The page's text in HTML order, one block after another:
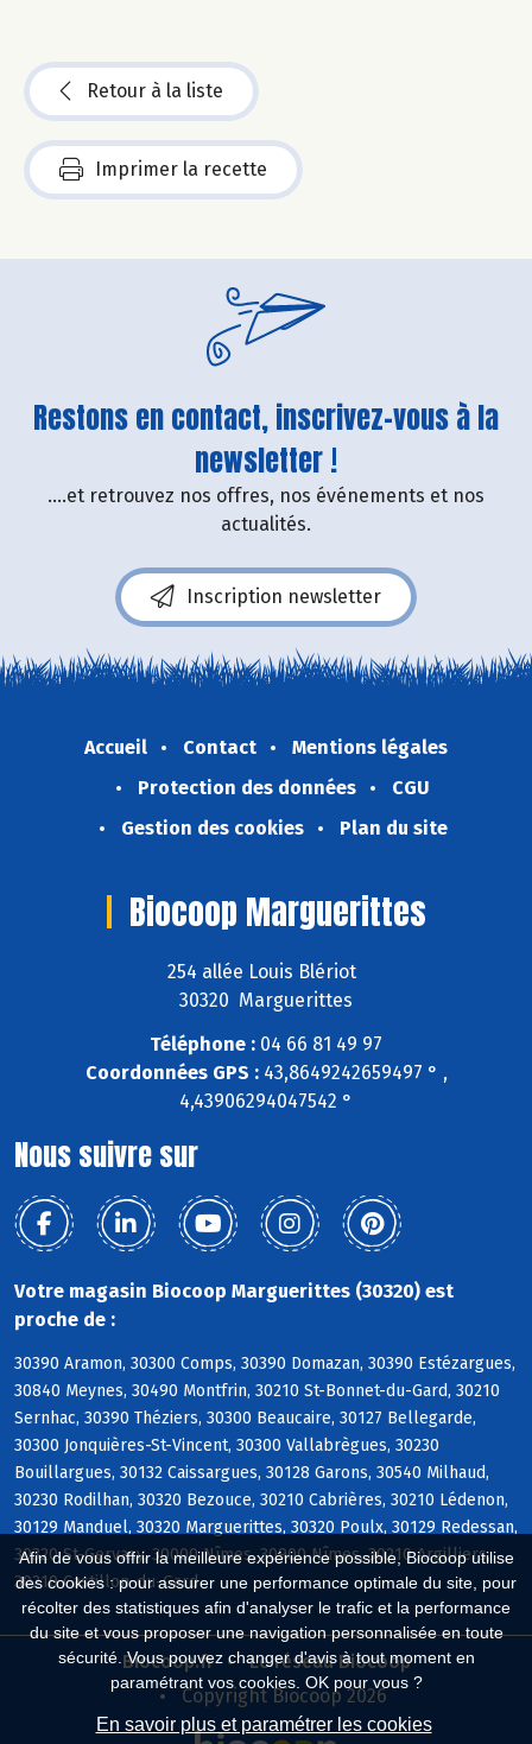
Afin de vous offrir la meilleure expérience possible, Biocoop utilise
des cookies : pour assurer une performance optimale du site, pour
récolter des statistiques afin d'analyser le trafic et la performance
du site et vous proposer une navigation personnalisée en toute
sécurité. Vous pouvez changer d'avis à tout moment en
paramétrant vos cookies. OK pour vous ?
En savoir plus et paramétrer les cookies
Retour à la liste
Imprimer la recette
Restons en contact, inscrivez-vous à la
newsletter !
....et retrouvez nos offres, nos événements et nos
actualités.
Inscription newsletter
Accueil Contact
Mentions légales
Protection des données
CGU
Gestion des cookies
Plan du site
Biocoop Marguerittes
254 allée Louis Blériot
30320 Marguerittes
Téléphone : 04 66 81 49 97
Coordonnées GPS :43,8649242659497 ° ,
4,43906294047542 °
Nous suivre sur
Votre magasin Biocoop Marguerittes (30320) est
proche de :
30390 Aramon, 30300 Comps, 30390 Domazan, 30390 Estézargues,
30840 Meynes, 30490 Montfrin, 30210 St-Bonnet-du-Gard, 30210
Sernhac, 30390 Théziers, 30300 Beaucaire, 30127 Bellegarde,
30300 Jonquières-St-Vincent, 30300 Vallabrègues, 30230
Bouillargues, 30132 Caissargues, 30128 Garons, 30540 Milhaud,
30230 Rodilhan, 30320 Bezouce, 30210 Cabrières, 30210 Lédenon,
30129 Manduel, 30320 Marguerittes, 30320 Poulx, 30129 Redessan,
30320 St-Gervasy, 30000 Nîmes, 30900 Nîmes, 30210 Argilliers,
30210 Castillon-du-Gard
Biocoop.fr
Le réseau Biocoop
Copyright Biocoop 2026